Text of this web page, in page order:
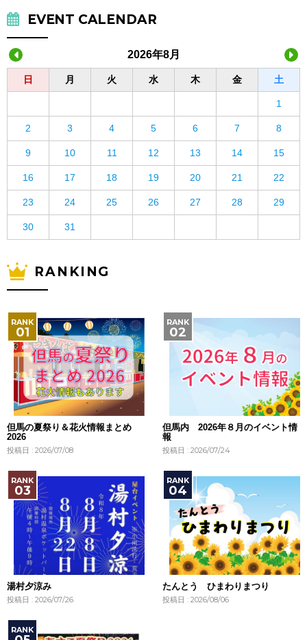
EVENT CALENDAR
2026年8月
日 月 火 水 木 金 土
1
2 3 4 5 6 7 8
9 10 11 12 13 14 15
16 17 18 19 20 21 22
23 24 25 26 27 28 29
30 31
RANKING
但馬の夏祭り＆花火情報まとめ
2026
投稿日 : 2026/07/08
但馬内 2026年８月のイベント情
報
投稿日 : 2026/07/24
湯村夕涼み
投稿日 : 2026/07/26
たんとう ひまわりまつり
投稿日 : 2026/08/06